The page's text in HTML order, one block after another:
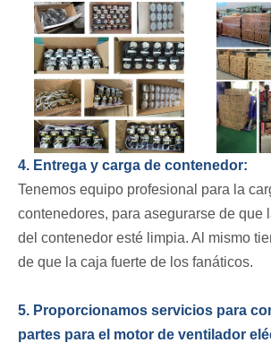
4. Entrega y carga de contenedor:
Tenemos equipo profesional para la
contenedores, para asegurarse de que
del contenedor esté limpia. Al mismo
de que la caja fuerte de los fanáticos.
5. Proporcionamos servicios para
partes para el motor de ventilador